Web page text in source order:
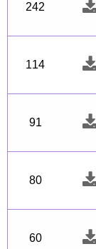
242
114
91
80
60